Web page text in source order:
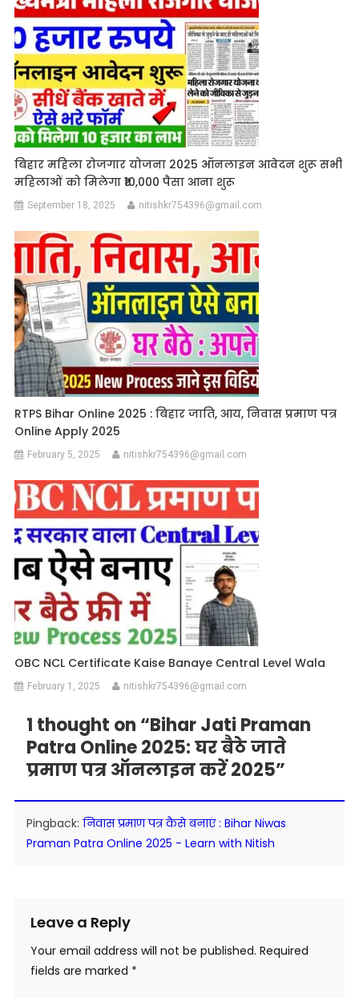
बिहार महिला रोजगार योजना 2025 ऑनलाइन आवेदन शुरू सभी
महिलाओं को मिलेगा ₹10,000 पैसा आना शुरू
September 18, 2025 nitishkr754396@gmail.com
RTPS Bihar Online 2025 : बिहार जाति, आय, निवास प्रमाण पत्र
Online Apply 2025
February 5, 2025 nitishkr754396@gmail.com
OBC NCL Certificate Kaise Banaye Central Level Wala
February 1, 2025 nitishkr754396@gmail.com
1 thought on “Bihar Jati Praman
Patra Online 2025: घर बैठे जाते
प्रमाण पत्र ऑनलाइन करें 2025”
Pingback: निवास प्रमाण पत्र कैसे बनाएं : Bihar Niwas
Praman Patra Online 2025 - Learn with Nitish
Leave a Reply
Your email address will not be published. Required
fields are marked *